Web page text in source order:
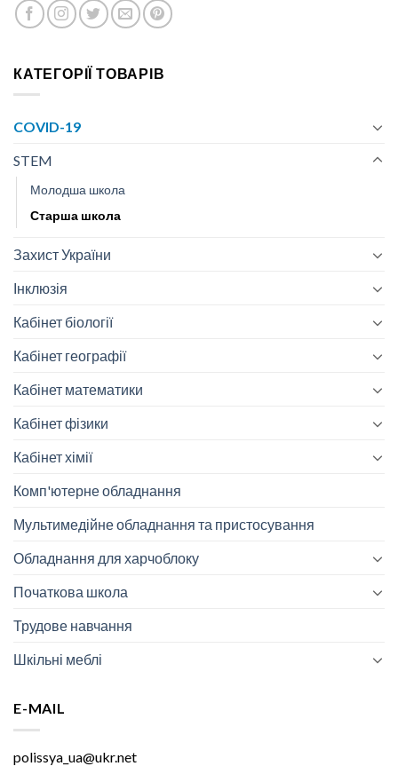
КАТЕГОРІЇ ТОВАРІВ
COVID-19
STEM
Молодша школа
Старша школа
Захист України
Інклюзія
Кабінет біології
Кабінет географії
Кабінет математики
Кабінет фізики
Кабінет хімії
Комп'ютерне обладнання
Мультимедійне обладнання та пристосування
Обладнання для харчоблоку
Початкова школа
Трудове навчання
Шкільні меблі
E-MAIL
polissya_ua@ukr.net